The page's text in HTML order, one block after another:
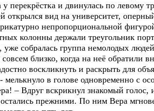
у перекрёстка и двинулась по левому
открылся вид на университет,
непропорциональной
колонны держали треугольник
уже собралась группа немолодых
близко, когда на неё обратили
воскликнуть и раскрыть для
мелькнуло в голове одновременно с
– Вдруг вскрикнул знакомый голос,
прежними. По ним Вера